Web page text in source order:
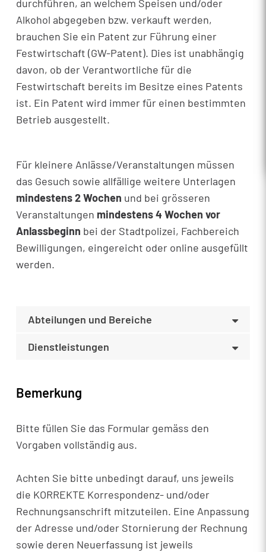
durchführen, an welchem Speisen und/oder
Alkohol abgegeben bzw. verkauft werden,
brauchen Sie ein Patent zur Führung einer
Festwirtschaft (GW-Patent). Dies ist unabhängig
davon, ob der Verantwortliche für die
Festwirtschaft bereits im Besitze eines Patents
ist. Ein Patent wird immer für einen bestimmten
Betrieb ausgestellt.
Für kleinere Anlässe/Veranstaltungen müssen
das Gesuch sowie allfällige weitere Unterlagen
mindestens 2 Wochen und bei grösseren
Veranstaltungen mindestens 4 Wochen vor
Anlassbeginn bei der Stadtpolizei, Fachbereich
Bewilligungen, eingereicht oder online ausgefüllt
werden.
Abteilungen und Bereiche
Dienstleistungen
Bemerkung
Bitte füllen Sie das Formular gemäss den
Vorgaben vollständig aus.
Achten Sie bitte unbedingt darauf, uns jeweils
die KORREKTE Korrespondenz- und/oder
Rechnungsanschrift mitzuteilen. Eine Anpassung
der Adresse und/oder Stornierung der Rechnung
sowie deren Neuerfassung ist jeweils